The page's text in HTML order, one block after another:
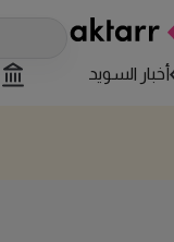
أخبار السويد